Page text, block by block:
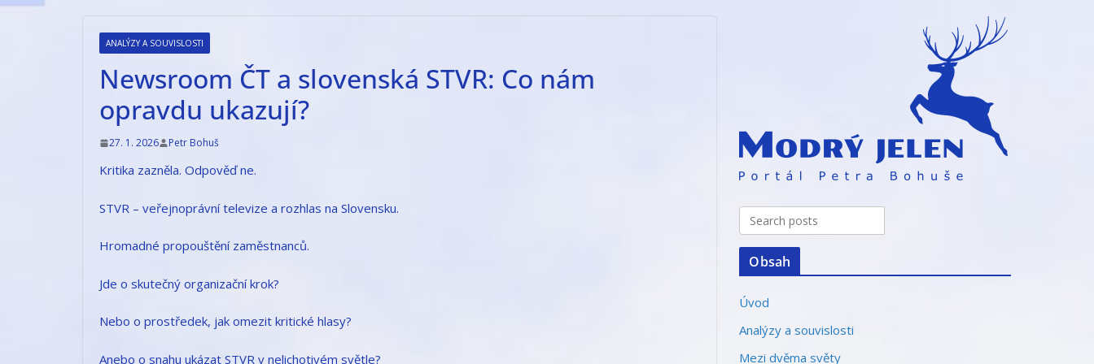
Přeskočit
ANALÝZY A SOUVISLOSTI
Newsroom ČT a slovenská STVR: Co nám
opravdu ukazují?
27. 1. 2026 Petr Bohuš
Kritika zazněla. Odpověď ne.
STVR – veřejnoprávní televize a rozhlas na Slovensku.
Hromadné propouštění zaměstnanců.
Jde o skutečný organizační krok?
Nebo o prostředek, jak omezit kritické hlasy?
Anebo o snahu ukázat STVR v nelichotivém světle?
Obsah
Úvod
Analýzy a souvislosti
Mezi dvěma světy